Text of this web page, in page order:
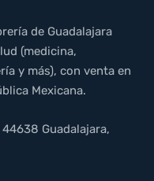
de Guadalajara
(medicina,
y más), con venta en
Mexicana.
Guadalajara,